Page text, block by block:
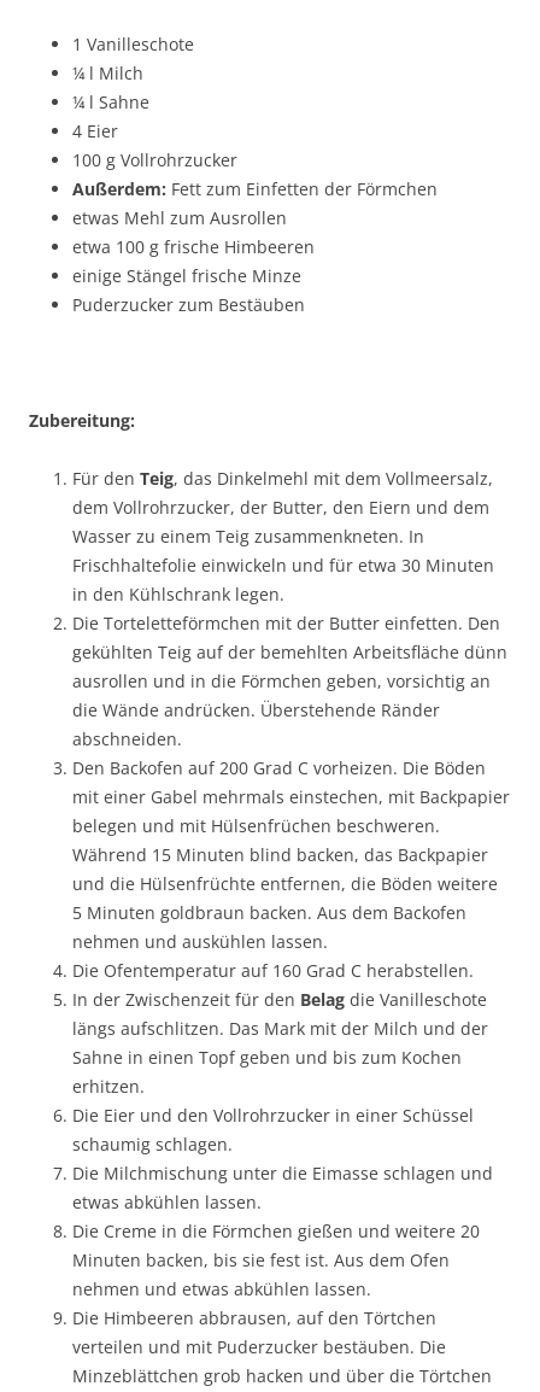
1 Vanilleschote
¼ l Milch
¼ l Sahne
4 Eier
100 g Vollrohrzucker
Außerdem: Fett zum Einfetten der Förmchen
etwas Mehl zum Ausrollen
etwa 100 g frische Himbeeren
einige Stängel frische Minze
Puderzucker zum Bestäuben
Zubereitung:
Für den Teig, das Dinkelmehl mit dem Vollmeersalz,
dem Vollrohrzucker, der Butter, den Eiern und dem
Wasser zu einem Teig zusammenkneten. In
Frischhaltefolie einwickeln und für etwa 30 Minuten
in den Kühlschrank legen.
Die Torteletteförmchen mit der Butter einfetten. Den
gekühlten Teig auf der bemehlten Arbeitsfläche dünn
ausrollen und in die Förmchen geben, vorsichtig an
die Wände andrücken. Überstehende Ränder
abschneiden.
Den Backofen auf 200 Grad C vorheizen. Die Böden
mit einer Gabel mehrmals einstechen, mit Backpapier
belegen und mit Hülsenfrüchen beschweren.
Während 15 Minuten blind backen, das Backpapier
und die Hülsenfrüchte entfernen, die Böden weitere
5 Minuten goldbraun backen. Aus dem Backofen
nehmen und auskühlen lassen.
Die Ofentemperatur auf 160 Grad C herabstellen.
In der Zwischenzeit für den Belag die Vanilleschote
längs aufschlitzen. Das Mark mit der Milch und der
Sahne in einen Topf geben und bis zum Kochen
erhitzen.
Die Eier und den Vollrohrzucker in einer Schüssel
schaumig schlagen.
Die Milchmischung unter die Eimasse schlagen und
etwas abkühlen lassen.
Die Creme in die Förmchen gießen und weitere 20
Minuten backen, bis sie fest ist. Aus dem Ofen
nehmen und etwas abkühlen lassen.
Die Himbeeren abbrausen, auf den Törtchen
verteilen und mit Puderzucker bestäuben. Die
Minzeblättchen grob hacken und über die Törtchen